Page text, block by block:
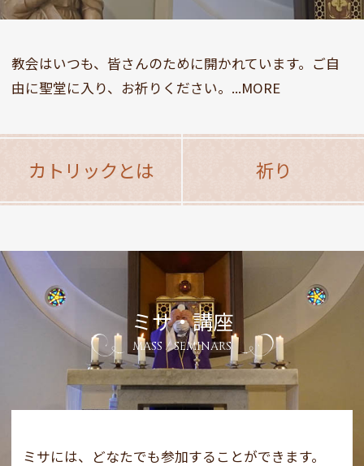
教会はいつも、皆さんのために開かれています。ご自
由に聖堂に入り、お祈りください。...MORE
カトリックとは 祈り
ミサ・講座
MASS / SEMINARS
ミサには、どなたでも参加することができます。